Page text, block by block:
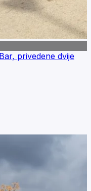
privedene dvije